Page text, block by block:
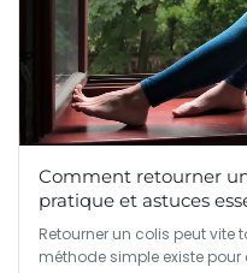
Comment retourner
pratique et astuces
Retourner un colis peut
méthode simple existe pour